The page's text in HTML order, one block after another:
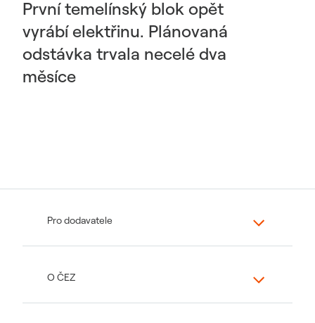
První temelínský blok opět
vyrábí elektřinu. Plánovaná
odstávka trvala necelé dva
měsíce
Pro dodavatele
O ČEZ